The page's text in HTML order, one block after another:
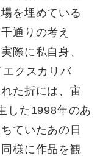
を埋めている
通りの考え
際に私自身、
クスカリバ
た折には、宙
した1998年のあ
ていたあの日
様に作品を観